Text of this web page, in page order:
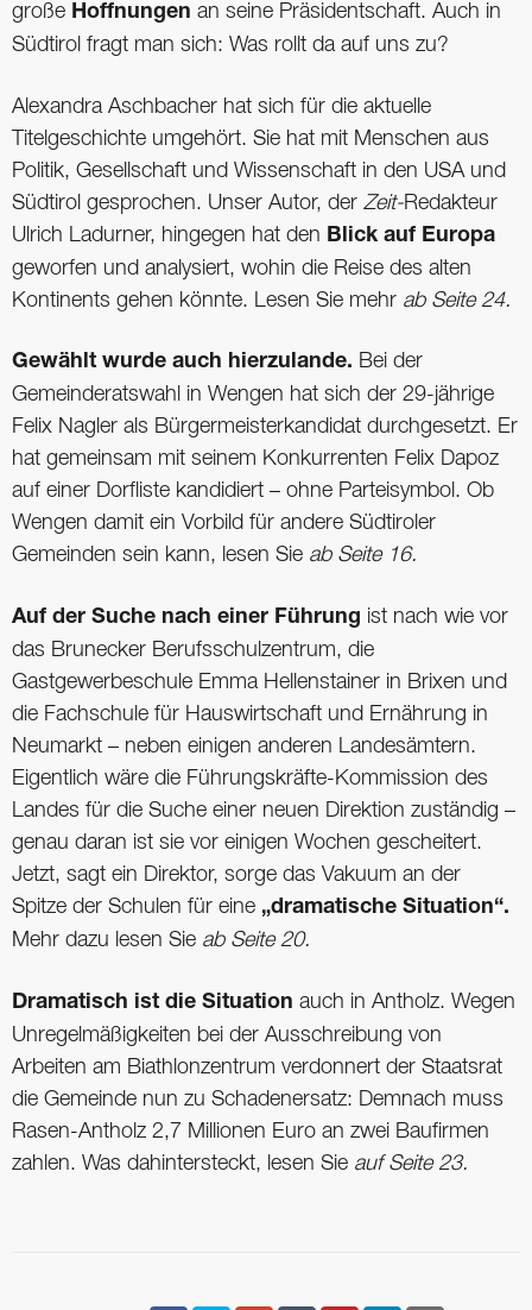
große Hoffnungen an seine Präsidentschaft. Auch in
Südtirol fragt man sich: Was rollt da auf uns zu?
Alexandra Aschbacher hat sich für die aktuelle
Titelgeschichte umgehört. Sie hat mit Menschen aus
Politik, Gesellschaft und Wissenschaft in den USA und
Südtirol gesprochen. Unser Autor, der Zeit-Redakteur
Ulrich Ladurner, hingegen hat den Blick auf Europa
geworfen und analysiert, wohin die Reise des alten
Kontinents gehen könnte. Lesen Sie mehr ab Seite 24.
Gewählt wurde auch hierzulande. Bei der
Gemeinderatswahl in Wengen hat sich der 29-jährige
Felix Nagler als Bürgermeisterkandidat durchgesetzt. Er
hat gemeinsam mit seinem Konkurrenten Felix Dapoz
auf einer Dorfliste kandidiert – ohne Parteisymbol. Ob
Wengen damit ein Vorbild für andere Südtiroler
Gemeinden sein kann, lesen Sie ab Seite 16.
Auf der Suche nach einer Führung ist nach wie vor
das Brunecker Berufsschulzentrum, die
Gastgewerbeschule Emma Hellenstainer in Brixen und
die Fachschule für Hauswirtschaft und Ernährung in
Neumarkt – neben einigen anderen Landesämtern.
Eigentlich wäre die Führungskräfte-Kommission des
Landes für die Suche einer neuen Direktion zuständig –
genau daran ist sie vor einigen Wochen gescheitert.
Jetzt, sagt ein Direktor, sorge das Vakuum an der
Spitze der Schulen für eine „dramatische Situation“.
Mehr dazu lesen Sie ab Seite 20.
Dramatisch ist die Situation auch in Antholz. Wegen
Unregelmäßigkeiten bei der Ausschreibung von
Arbeiten am Biathlonzentrum verdonnert der Staatsrat
die Gemeinde nun zu Schadenersatz: Demnach muss
Rasen-Antholz 2,7 Millionen Euro an zwei Baufirmen
zahlen. Was dahintersteckt, lesen Sie auf Seite 23.